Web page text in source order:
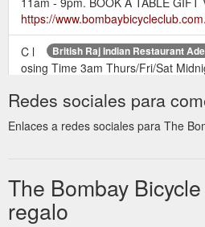
https://
British Raj Indian Restaurant
C l
osing Time 3am Thurs/Fri/Sat
Wednesday 6pm-8pm. Become a
today. It’s free to join & there are
prizes to be won. You’ll be treated
Redes sociales para
Enlaces a redes sociales para The
The Bombay
regalo